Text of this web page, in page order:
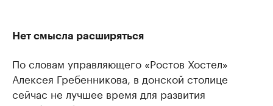
Нет смысла расширяться
По словам управляющего «Ростов Хостел»
Алексея Гребенникова, в донской столице
сейчас не лучшее время для развития